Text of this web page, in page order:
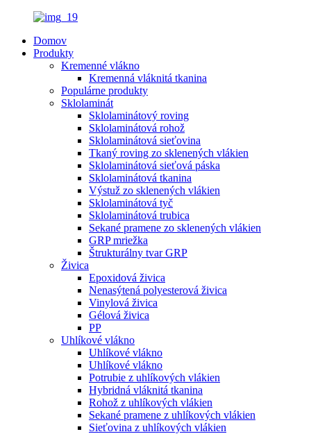
Domov
Produkty
Kremenné vlákno
Kremenná vláknitá tkanina
Populárne produkty
Sklolaminát
Sklolaminátový roving
Sklolaminátová rohož
Sklolaminátová sieťovina
Tkaný roving zo sklenených vlákien
Sklolaminátová sieťová páska
Sklolaminátová tkanina
Výstuž zo sklenených vlákien
Sklolaminátová tyč
Sklolaminátová trubica
Sekané pramene zo sklenených vlákien
GRP mriežka
Štrukturálny tvar GRP
Živica
Epoxidová živica
Nenasýtená polyesterová živica
Vinylová živica
Gélová živica
PP
Uhlíkové vlákno
Uhlíkové vlákno
Uhlíkové vlákno
Potrubie z uhlíkových vlákien
Hybridná vláknitá tkanina
Rohož z uhlíkových vlákien
Sekané pramene z uhlíkových vlákien
Sieťovina z uhlíkových vlákien